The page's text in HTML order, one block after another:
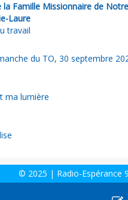
la Famille Missionnaire de
Laure
travail
du TO, 30 septembre
ma lumière
© 2025 | Radio-Espérance